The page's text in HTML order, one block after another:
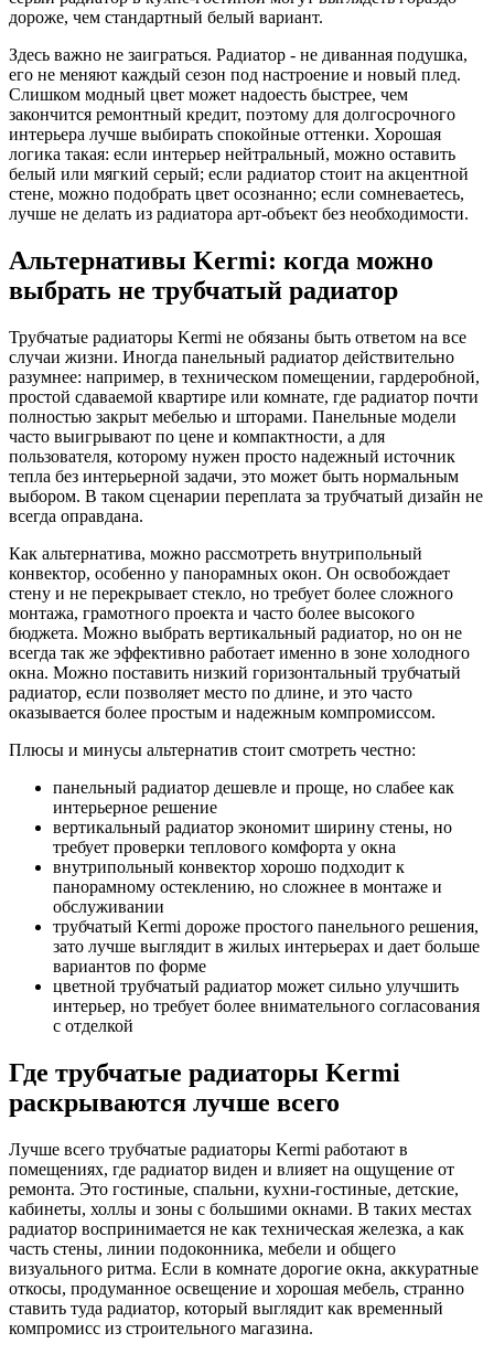
дороже, чем стандартный белый вариант.
Здесь важно не заиграться. Радиатор - не диванная подушка,
его не меняют каждый сезон под настроение и новый плед.
Слишком модный цвет может надоесть быстрее, чем
закончится ремонтный кредит, поэтому для долгосрочного
интерьера лучше выбирать спокойные оттенки. Хорошая
логика такая: если интерьер нейтральный, можно оставить
белый или мягкий серый; если радиатор стоит на акцентной
стене, можно подобрать цвет осознанно; если сомневаетесь,
лучше не делать из радиатора арт-объект без необходимости.
Альтернативы Kermi: когда можно
выбрать не трубчатый радиатор
Трубчатые радиаторы Kermi не обязаны быть ответом на все
случаи жизни. Иногда панельный радиатор действительно
разумнее: например, в техническом помещении, гардеробной,
простой сдаваемой квартире или комнате, где радиатор почти
полностью закрыт мебелью и шторами. Панельные модели
часто выигрывают по цене и компактности, а для
пользователя, которому нужен просто надежный источник
тепла без интерьерной задачи, это может быть нормальным
выбором. В таком сценарии переплата за трубчатый дизайн не
всегда оправдана.
Как альтернатива, можно рассмотреть внутрипольный
конвектор, особенно у панорамных окон. Он освобождает
стену и не перекрывает стекло, но требует более сложного
монтажа, грамотного проекта и часто более высокого
бюджета. Можно выбрать вертикальный радиатор, но он не
всегда так же эффективно работает именно в зоне холодного
окна. Можно поставить низкий горизонтальный трубчатый
радиатор, если позволяет место по длине, и это часто
оказывается более простым и надежным компромиссом.
Плюсы и минусы альтернатив стоит смотреть честно:
панельный радиатор дешевле и проще, но слабее как
интерьерное решение
вертикальный радиатор экономит ширину стены, но
требует проверки теплового комфорта у окна
внутрипольный конвектор хорошо подходит к
панорамному остеклению, но сложнее в монтаже и
обслуживании
трубчатый Kermi дороже простого панельного решения,
зато лучше выглядит в жилых интерьерах и дает больше
вариантов по форме
цветной трубчатый радиатор может сильно улучшить
интерьер, но требует более внимательного согласования
с отделкой
Где трубчатые радиаторы Kermi
раскрываются лучше всего
Лучше всего трубчатые радиаторы Kermi работают в
помещениях, где радиатор виден и влияет на ощущение от
ремонта. Это гостиные, спальни, кухни-гостиные, детские,
кабинеты, холлы и зоны с большими окнами. В таких местах
радиатор воспринимается не как техническая железка, а как
часть стены, линии подоконника, мебели и общего
визуального ритма. Если в комнате дорогие окна, аккуратные
откосы, продуманное освещение и хорошая мебель, странно
ставить туда радиатор, который выглядит как временный
компромисс из строительного магазина.